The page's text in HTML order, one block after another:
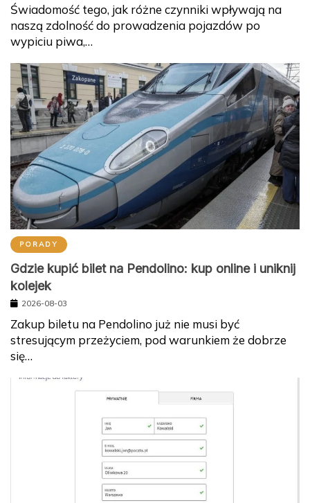
Świadomość tego, jak różne czynniki wpływają na
naszą zdolność do prowadzenia pojazdów po
wypiciu piwa,…
PORADY
Gdzie kupić bilet na Pendolino: kup online i uniknij
kolejek
2026-08-03
Zakup biletu na Pendolino już nie musi być
stresującym przeżyciem, pod warunkiem że dobrze
się…